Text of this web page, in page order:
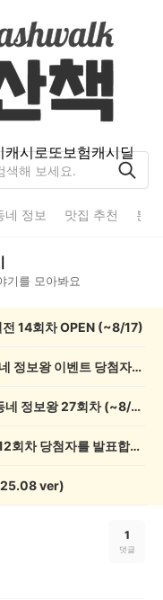
캐시로또보험캐시딜
네 정보 맛집 추천 분
기를 모아봐요
14회차 OPEN (~8/17)
💰[당첨자 발표] 26회차 우리 동네 정보왕 이벤트 당첨자를 발표합니다!
💸 전원 2,000캐시 지급! 우리 동네 정보왕 27회차 (~8/10)
💰[당첨자 발표] 우리 동네 썰전 12회차 당첨자를 발표합니다!
ver)
1
댓글